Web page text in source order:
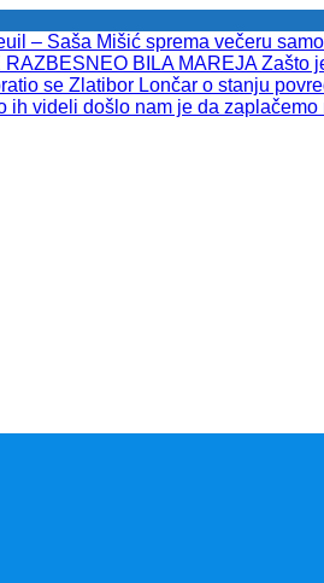
– Saša Mišić sprema večeru
RAZBESNEO BILA MAREJA
se Zlatibor Lončar o stanju
videli došlo nam je da